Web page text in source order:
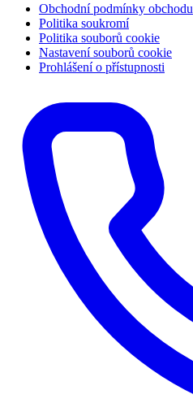
Obchodní podmínky obchodu
Politika soukromí
Politika souborů cookie
Nastavení souborů cookie
Prohlášení o přístupnosti